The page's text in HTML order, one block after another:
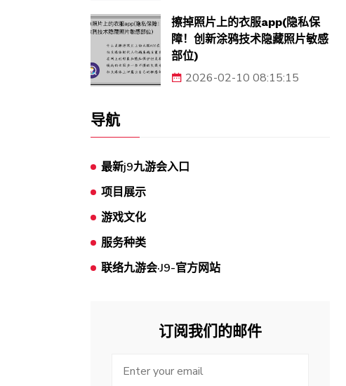
擦掉照片上的衣服app(隐私保
障！创新涂鸦技术隐藏照片敏感
部位)
2026-02-10 08:15:15
导航
最新j9九游会入口
项目展示
游戏文化
服务种类
联络九游会·J9-官方网站
订阅我们的邮件